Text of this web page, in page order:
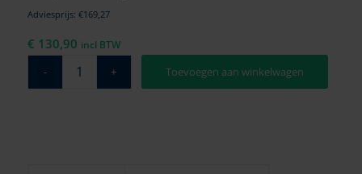
Adviesprijs: €169,27
€ 130,90 incl BTW
Toevoegen aan winkelwagen